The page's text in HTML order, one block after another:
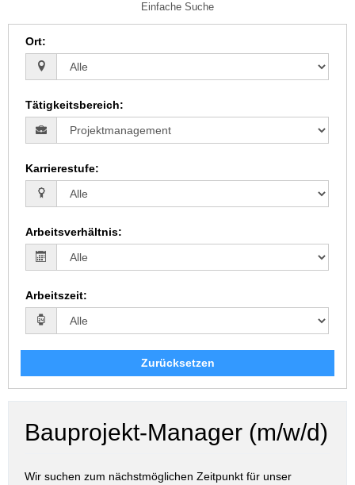
Einfache Suche
Ort:
Tätigkeitsbereich:
Karrierestufe:
Arbeitsverhältnis:
Arbeitszeit:
Zurücksetzen
Bauprojekt-Manager (m/w/d)
Wir suchen zum nächstmöglichen Zeitpunkt für unser